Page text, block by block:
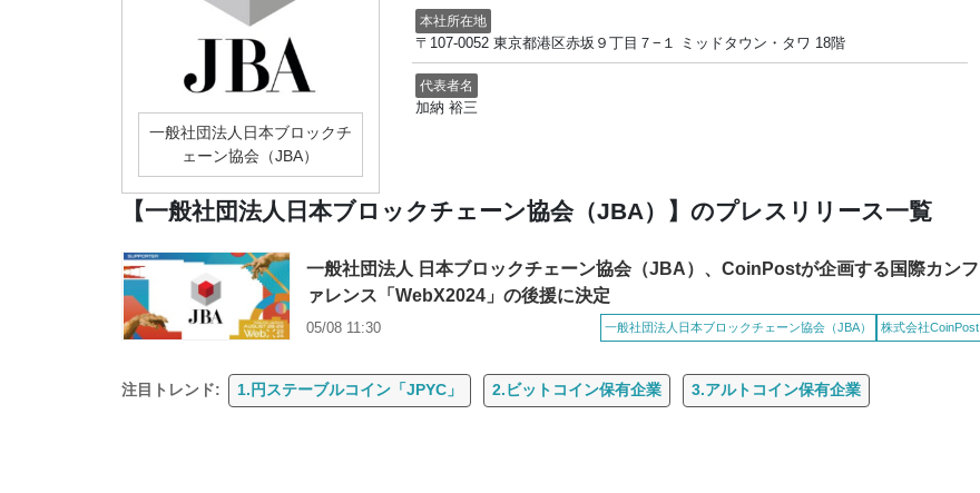
一般社団法人日本ブロックチ
ェーン協会（JBA）
本社所在地
〒107-0052 東京都港区赤坂９丁目７−１ ミッドタウン・タワ 18階
代表者名
加納 裕三
【一般社団法人日本ブロックチェーン協会（JBA）】のプレスリリース一覧
一般社団法人 日本ブロックチェーン協会（JBA）、CoinPostが企画する国際カンフ
ァレンス「WebX2024」の後援に決定
一般社団法人日本ブロックチェーン協会（JBA） 株式会社CoinPost
05/08 11:30
注目トレンド: 1.円ステーブルコイン「JPYC」 2.ビットコイン保有企業 3.アルトコイン保有企業